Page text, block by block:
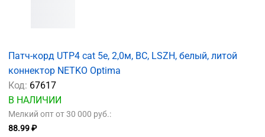
Патч-корд UTP4 cat 5e, 2,0м, ВС, LSZH, белый, литой
коннектор NETKO Optima
Код: 67617
В НАЛИЧИИ
Мелкий опт от 30 000 руб.:
88.99 ₽